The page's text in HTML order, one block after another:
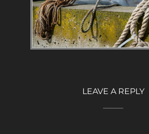
LEAVE A REPLY